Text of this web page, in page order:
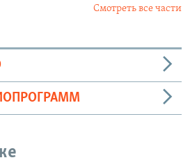
Смотреть все части